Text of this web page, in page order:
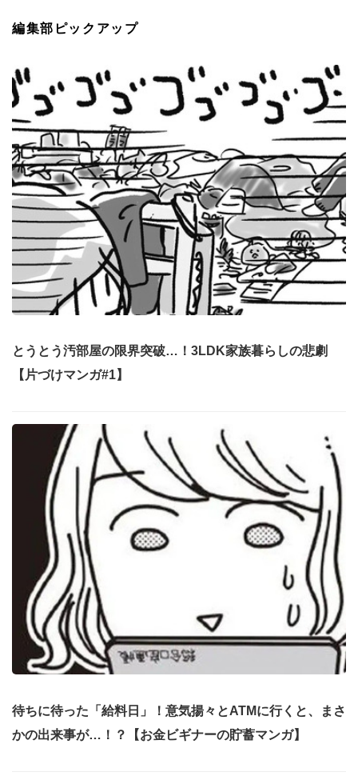
編集部ピックアップ
とうとう汚部屋の限界突破…！3LDK家族暮らしの悲劇
【片づけマンガ#1】
待ちに待った「給料日」！意気揚々とATMに行くと、まさ
かの出来事が…！？【お金ビギナーの貯蓄マンガ】